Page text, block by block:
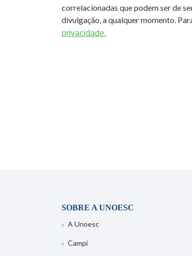
correlacionadas que podem ser de
divulgação, a qualquer momento.
privacidade.
SOBRE A UNOESC
A Unoesc
Campi